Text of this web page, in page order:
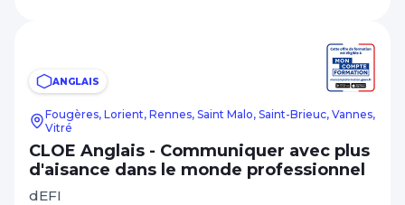
ANGLAIS
Fougères, Lorient, Rennes, Saint Malo, Saint-Brieuc, Vannes,
Vitré
CLOE Anglais - Communiquer avec plus
d'aisance dans le monde professionnel
dEFI